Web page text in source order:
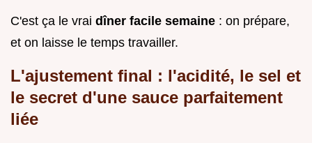
C'est ça le vrai dîner facile semaine : on prépare,
et on laisse le temps travailler.
L'ajustement final : l'acidité, le sel et
le secret d'une sauce parfaitement
liée